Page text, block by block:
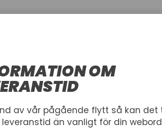
0,6 L 1,4 L
OM
av vår pågående flytt så kan det
än vanligt för din